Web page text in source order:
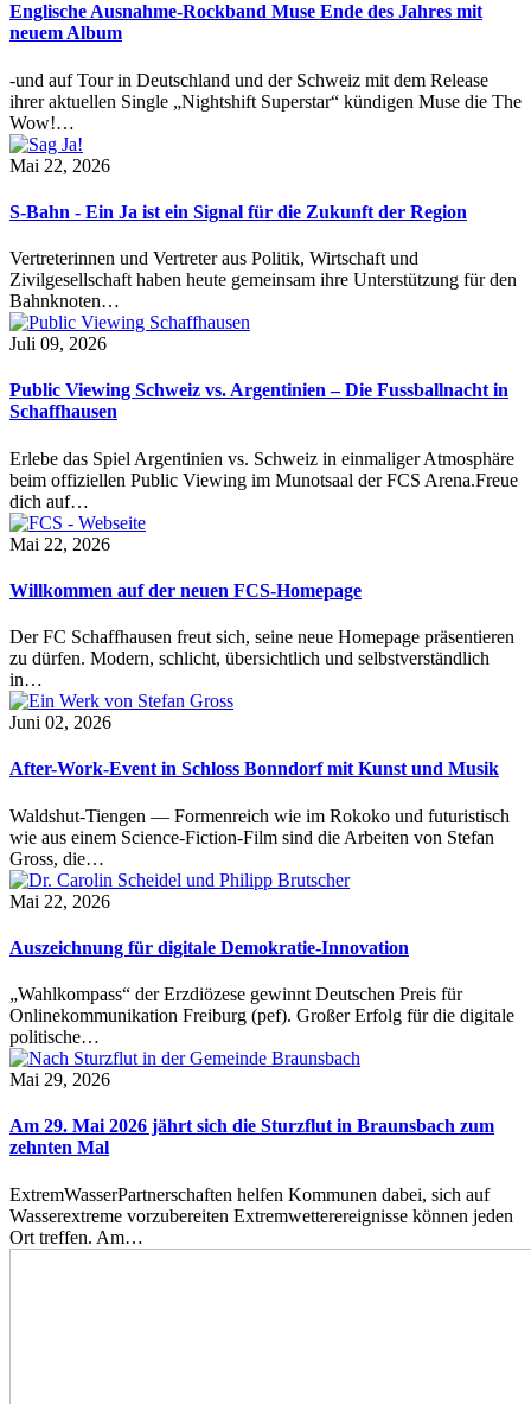
Englische Ausnahme-Rockband Muse Ende des Jahres mit
neuem Album
-und auf Tour in Deutschland und der Schweiz mit dem Release
ihrer aktuellen Single „Nightshift Superstar“ kündigen Muse die The
Wow!…
Mai 22, 2026
S-Bahn - Ein Ja ist ein Signal für die Zukunft der Region
Vertreterinnen und Vertreter aus Politik, Wirtschaft und
Zivilgesellschaft haben heute gemeinsam ihre Unterstützung für den
Bahnknoten…
Juli 09, 2026
Public Viewing Schweiz vs. Argentinien – Die Fussballnacht in
Schaffhausen
Erlebe das Spiel Argentinien vs. Schweiz in einmaliger Atmosphäre
beim offiziellen Public Viewing im Munotsaal der FCS Arena.Freue
dich auf…
Mai 22, 2026
Willkommen auf der neuen FCS-Homepage
Der FC Schaffhausen freut sich, seine neue Homepage präsentieren
zu dürfen. Modern, schlicht, übersichtlich und selbstverständlich
in…
Juni 02, 2026
After-Work-Event in Schloss Bonndorf mit Kunst und Musik
Waldshut-Tiengen — Formenreich wie im Rokoko und futuristisch
wie aus einem Science-Fiction-Film sind die Arbeiten von Stefan
Gross, die…
Mai 22, 2026
Auszeichnung für digitale Demokratie-Innovation
„Wahlkompass“ der Erzdiözese gewinnt Deutschen Preis für
Onlinekommunikation Freiburg (pef). Großer Erfolg für die digitale
politische…
Mai 29, 2026
Am 29. Mai 2026 jährt sich die Sturzflut in Braunsbach zum
zehnten Mal
ExtremWasserPartnerschaften helfen Kommunen dabei, sich auf
Wasserextreme vorzubereiten Extremwetterereignisse können jeden
Ort treffen. Am…